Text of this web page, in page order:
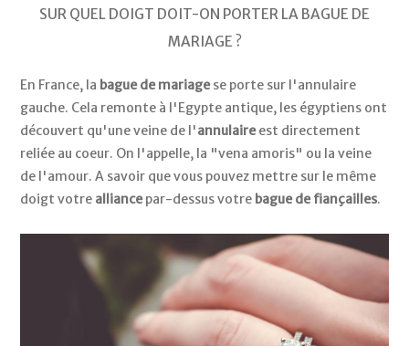
SUR QUEL DOIGT DOIT-ON PORTER LA BAGUE DE
MARIAGE ?
En France, la bague de mariagese porte sur l'annulaire
gauche. Cela remonte à l'Egypte antique, les égyptiens ont
découvert qu'une veine de l'annulaireest directement
reliée au coeur. On l'appelle, la "vena amoris" ou la veine
de l'amour. A savoir que vous pouvez mettre sur le même
doigt votre alliancepar-dessus votre bague de fiançailles.